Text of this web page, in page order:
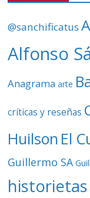
e
@sanchificatus
Alfonso
Anagrama arte
críticas y reseñas
Huilson El
Guillermo SA
historietas